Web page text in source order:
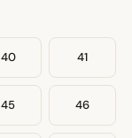
40 41
45 46